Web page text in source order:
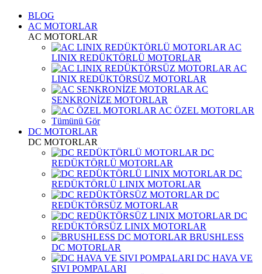
BLOG
AC MOTORLAR
AC MOTORLAR
AC
LINIX REDÜKTÖRLÜ MOTORLAR
AC
LINIX REDÜKTÖRSÜZ MOTORLAR
AC
SENKRONİZE MOTORLAR
AC ÖZEL MOTORLAR
Tümünü Gör
DC MOTORLAR
DC MOTORLAR
DC
REDÜKTÖRLÜ MOTORLAR
DC
REDÜKTÖRLÜ LINIX MOTORLAR
DC
REDÜKTÖRSÜZ MOTORLAR
DC
REDÜKTÖRSÜZ LINIX MOTORLAR
BRUSHLESS
DC MOTORLAR
DC HAVA VE
SIVI POMPALARI